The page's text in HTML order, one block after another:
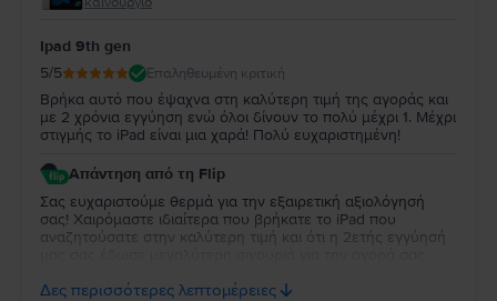
τον προϋπολογισμό σας.
Ipad 9th gen
5/5 Επαληθευμένη κριτική
Βρήκα αυτό που έψαχνα στη καλύτερη τιμή της αγοράς και
με 2 χρόνια εγγύηση ενώ όλοι δίνουν το πολύ μέχρι 1. Μέχρι
στιγμής το iPad είναι μια χαρά! Πολύ ευχαριστημένη!
Απάντηση από τη Flip
Σας ευχαριστούμε θερμά για την εξαιρετική αξιολόγησή
σας! Χαιρόμαστε ιδιαίτερα που βρήκατε το iPad που
αναζητούσατε στην καλύτερη τιμή και ότι η 2ετής εγγύησή
να την απολαύσετε για πολύ καιρό.
Δες περισσότερες λεπτομέρειες